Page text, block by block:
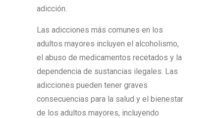
adicción.
Las adicciones más comunes en los
adultos mayores incluyen el alcoholismo,
el abuso de medicamentos recetados y la
dependencia de sustancias ilegales. Las
adicciones pueden tener graves
consecuencias para la salud y el bienestar
de los adultos mayores, incluyendo